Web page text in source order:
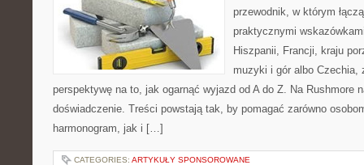
przewodnik, w którym
praktycznymi
Hiszpanii, Francji, kraju
muzyki i gór albo Czechia,
perspektywę na to, jak ogarnąć wyjazd od A do Z. Na Rushmore
doświadczenie. Treści powstają tak, by pomagać zarówno
harmonogram, jak i […]
CATEGORIES: ARTYKUŁY SPONSOROWANE